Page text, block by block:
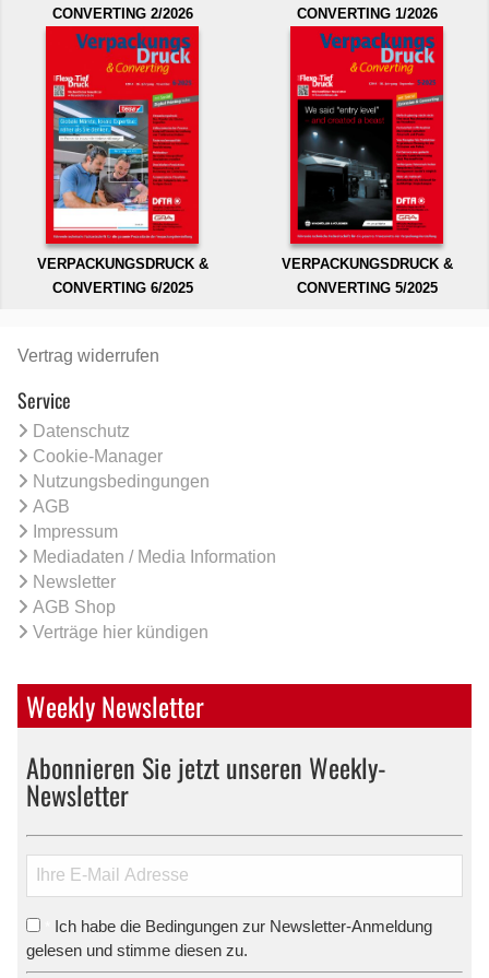
CONVERTING 2/2026
CONVERTING 1/2026
VERPACKUNGSDRUCK &
CONVERTING 6/2025
VERPACKUNGSDRUCK &
CONVERTING 5/2025
Vertrag widerrufen
Service
Datenschutz
Cookie-Manager
Nutzungsbedingungen
AGB
Impressum
Mediadaten / Media Information
Newsletter
AGB Shop
Verträge hier kündigen
Weekly Newsletter
Abonnieren Sie jetzt unseren Weekly-
Newsletter
Ich habe die Bedingungen zur Newsletter-Anmeldung
gelesen und stimme diesen zu.